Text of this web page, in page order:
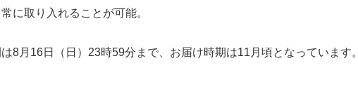
に取り入れることが可能。
8月16日（日）23時59分まで、お届け時期は11月頃となっています。